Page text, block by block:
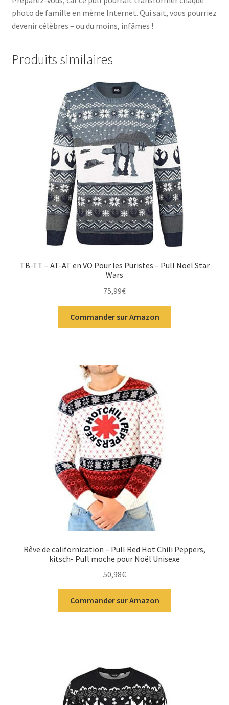
photo de famille en mème Internet. Qui sait, vous pourriez
devenir célèbres – ou du moins, infâmes !
Produits similaires
TB-TT – AT-AT en VO Pour les Puristes – Pull Noël Star
Wars
75,99€
Commander sur Amazon
Rêve de californication – Pull Red Hot Chili Peppers,
kitsch- Pull moche pour Noël Unisexe
50,98€
Commander sur Amazon